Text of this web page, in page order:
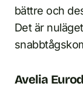
bättre och
Det är
Avelia